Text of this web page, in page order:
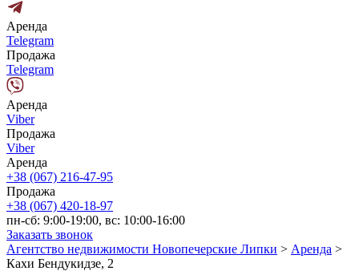
Аренда
Telegram
Продажа
Telegram
Аренда
Viber
Продажа
Viber
Аренда
+38 (067) 216-47-95
Продажа
+38 (067) 420-18-97
пн-сб: 9:00-19:00, вс: 10:00-16:00
Заказать звонок
Агентство недвижимости Новопечерские Липки > Аренда >
Кахи Бендукидзе, 2